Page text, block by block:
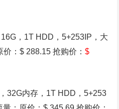
，1T HDD，5+253IP，大
价：$ 288.15 抢购价：$
32G内存，1T HDD，5+253